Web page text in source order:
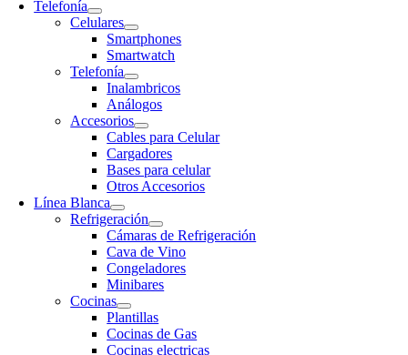
Telefonía
Celulares
Smartphones
Smartwatch
Telefonía
Inalambricos
Análogos
Accesorios
Cables para Celular
Cargadores
Bases para celular
Otros Accesorios
Línea Blanca
Refrigeración
Cámaras de Refrigeración
Cava de Vino
Congeladores
Minibares
Cocinas
Plantillas
Cocinas de Gas
Cocinas electricas